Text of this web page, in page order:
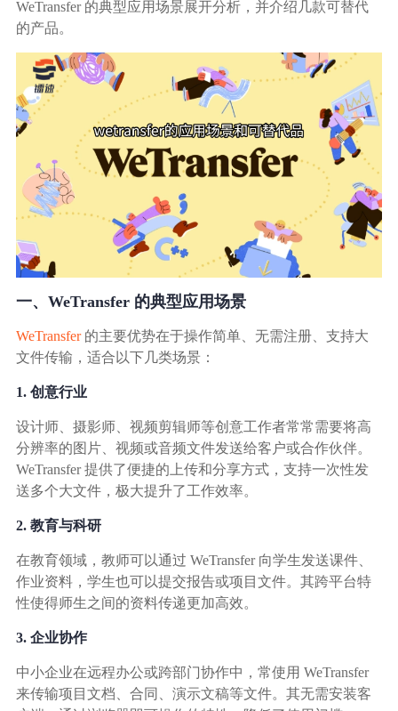
数据迁移
数据协作
行业应用解决方案
政府机构
金融行业
基因行业
汽车行业
生产制造业
IT互联网行业
影视制作业
帮助中心
WeTransfer 的典型应用场景展开分析，并介绍几款可替代
的产品。
一、WeTransfer 的典型应用场景
WeTransfer 的主要优势在于操作简单、无需注册、支持大
文件传输，适合以下几类场景：
1. 创意行业
设计师、摄影师、视频剪辑师等创意工作者常常需要将高
分辨率的图片、视频或音频文件发送给客户或合作伙伴。
WeTransfer 提供了便捷的上传和分享方式，支持一次性发
送多个大文件，极大提升了工作效率。
2. 教育与科研
在教育领域，教师可以通过 WeTransfer 向学生发送课件、
作业资料，学生也可以提交报告或项目文件。其跨平台特
性使得师生之间的资料传递更加高效。
3. 企业协作
中小企业在远程办公或跨部门协作中，常使用 WeTransfer
来传输项目文档、合同、演示文稿等文件。其无需安装客